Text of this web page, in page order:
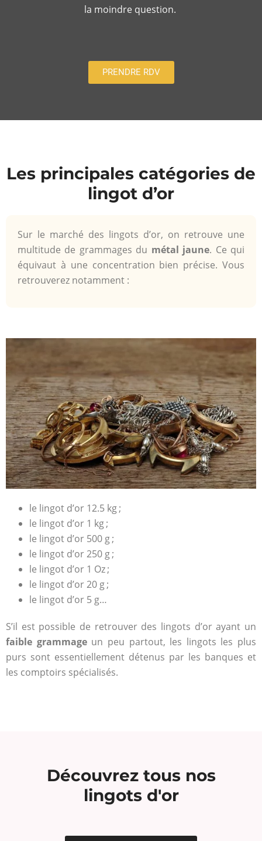
la moindre question.
PRENDRE RDV
Les principales catégories de
lingot d’or
Sur le marché des lingots d’or, on retrouve une
multitude de grammages du métal jaune. Ce qui
équivaut à une concentration bien précise. Vous
retrouverez notamment :
le lingot d’or 12.5 kg ;
le lingot d’or 1 kg ;
le lingot d’or 500 g ;
le lingot d’or 250 g ;
le lingot d’or 1 Oz ;
le lingot d’or 20 g ;
le lingot d’or 5 g…
S’il est possible de retrouver des lingots d’or ayant un
faible grammageun peu partout, les lingots les plus
purs sont essentiellement détenus par les banques et
les comptoirs spécialisés.
Découvrez tous nos
lingots d'or